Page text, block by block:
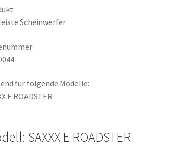
Scheinwerfer
für folgende Modelle:
E ROADSTER
SAXXX E ROADSTER